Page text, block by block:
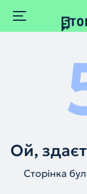
Ой,
Сторінка